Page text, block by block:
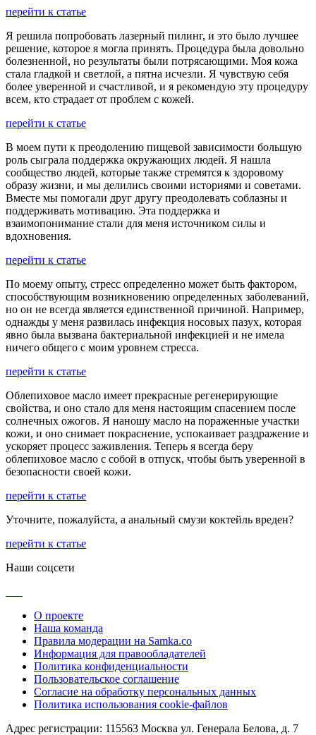
перейти к статье
Я решила попробовать лазерный пилинг, и это было лучшее
решение, которое я могла принять. Процедура была довольно
болезненной, но результаты были потрясающими. Моя кожа
стала гладкой и светлой, а пятна исчезли. Я чувствую себя
более уверенной и счастливой, и я рекомендую эту процедуру
всем, кто страдает от проблем с кожей.
перейти к статье
В моем пути к преодолению пищевой зависимости большую
роль сыграла поддержка окружающих людей. Я нашла
сообщество людей, которые также стремятся к здоровому
образу жизни, и мы делились своими историями и советами.
Вместе мы помогали друг другу преодолевать соблазны и
поддерживать мотивацию. Эта поддержка и
взаимопонимание стали для меня источником силы и
вдохновения.
перейти к статье
По моему опыту, стресс определенно может быть фактором,
способствующим возникновению определенных заболеваний,
но он не всегда является единственной причиной. Например,
однажды у меня развилась инфекция носовых пазух, которая
явно была вызвана бактериальной инфекцией и не имела
ничего общего с моим уровнем стресса.
перейти к статье
Облепиховое масло имеет прекрасные регенерирующие
свойства, и оно стало для меня настоящим спасением после
солнечных ожогов. Я наношу масло на пораженные участки
кожи, и оно снимает покраснение, успокаивает раздражение и
ускоряет процесс заживления. Теперь я всегда беру
облепиховое масло с собой в отпуск, чтобы быть уверенной в
безопасности своей кожи.
перейти к статье
Уточните, пожалуйста, а анальный смузи коктейль вреден?
перейти к статье
Наши соцсети
О проекте
Наша команда
Правила модерации на Samka.co
Информация для правообладателей
Политика конфиденциальности
Пользовательское соглашение
Согласие на обработку персональных данных
Политика использования cookie-файлов
Адрес регистрации: 115563 Москва ул. Генерала Белова, д. 7